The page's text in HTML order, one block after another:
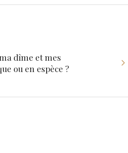
dîme et mes
ou en espèce ?